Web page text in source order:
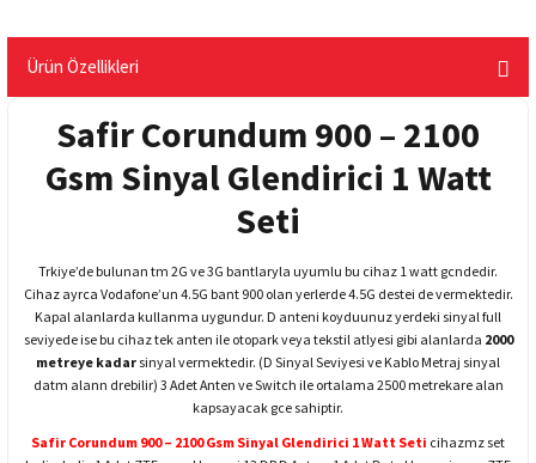
Ürün Özellikleri
Safir Corundum 900 – 2100
Gsm Sinyal Glendirici 1 Watt
Seti
Trkiye’de bulunan tm 2G ve 3G bantlaryla uyumlu bu cihaz 1 watt gcndedir.
Cihaz ayrca Vodafone’un 4.5G bant 900 olan yerlerde 4.5G destei de vermektedir.
Kapal alanlarda kullanma uygundur. D anteni koyduunuz yerdeki sinyal full
seviyede ise bu cihaz tek anten ile otopark veya tekstil atlyesi gibi alanlarda 2000
metreye kadarsinyal vermektedir. (D Sinyal Seviyesi ve Kablo Metraj sinyal
datm alann drebilir) 3 Adet Anten ve Switch ile ortalama 2500 metrekare alan
kapsayacak gce sahiptir.
Safir Corundum 900 – 2100 Gsm Sinyal Glendirici 1 Watt Seti cihazmz set